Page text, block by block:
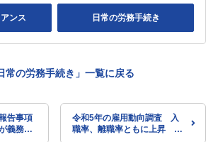
ンス 日常の労務手続き
告事項
義務化
常の労務手続き」一覧に戻る
令和5年の雇用動向調査 入
職率、離職率ともに上昇 入